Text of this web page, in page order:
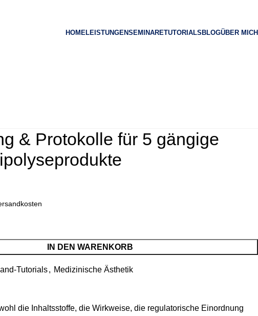
HOMELEISTUNGENSEMINARETUTORIALS BLOGÜBER MICH
& Protokolle für 5 gängige
IN DEN WARENKORB
Tutorials, Medizinische Ästhetik
die Inhaltsstoffe, die Wirkweise, die regulatorische Einordnung